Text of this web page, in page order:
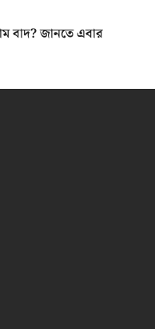
বাদ? জানতে এবার